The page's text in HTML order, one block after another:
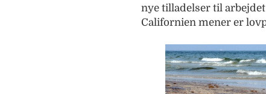
nye tilladelser til
Californien mener er